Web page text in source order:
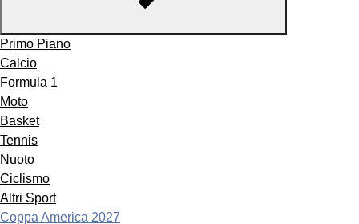
Primo Piano
Calcio
Formula 1
Moto
Basket
Tennis
Nuoto
Ciclismo
Altri Sport
Coppa America 2027